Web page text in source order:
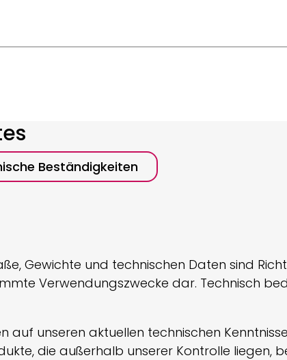
Beständigkeiten
Gewichte und technischen Daten sind
Verwendungszwecke dar. Technisch
auf unseren aktuellen technischen
die außerhalb unserer Kontrolle liegen,